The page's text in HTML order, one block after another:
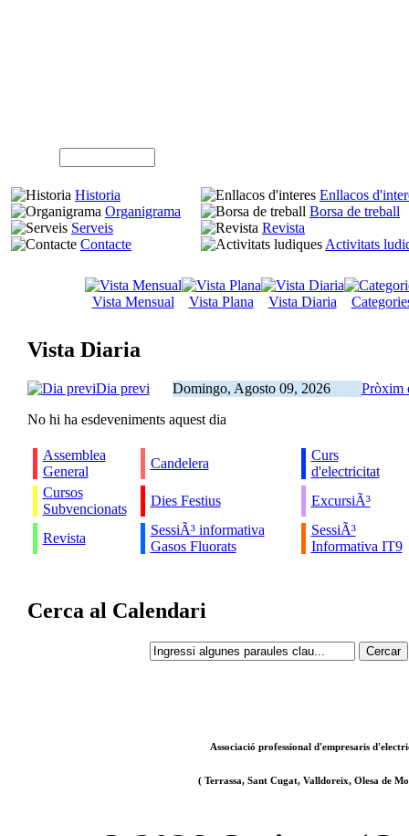
Historia
Organigrama
Serveis
Contacte
Enllacos
Borsa de treball
Revista
Activitats
Vista Mensual Vista Plana Vista Diaria
Vista Diaria
Dia previ Domingo, Agosto 09, 2026
Pròxim
No hi ha esdeveniments aquest dia
Assemblea
General
Candelera
Curs
d'electricitat
Cursos
Subvencionats
Dies Festius ExcursiÃ³
Revista
SessiÃ³ informativa
Gasos Fluorats
SessiÃ³
Informativa IT9
Cerca al Calendari
Associació professional d'empresaris
( Terrassa, Sant Cugat, Valldoreix, Olesa de